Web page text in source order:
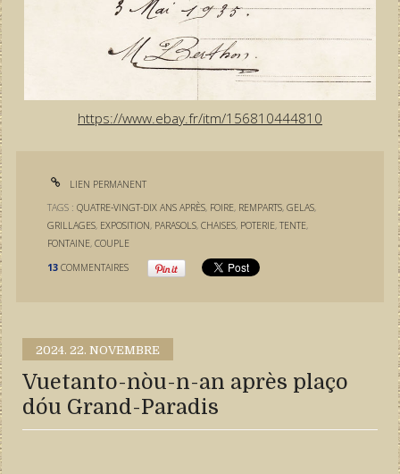
https://www.ebay.fr/itm/156810444810
LIEN PERMANENT
TAGS :QUATRE-VINGT-DIX ANS APRÈS, FOIRE, REMPARTS,GELAS,
GRILLAGES, EXPOSITION, PARASOLS,CHAISES, POTERIE,TENTE,
FONTAINE,COUPLE
13 COMMENTAIRES
2024. 22. NOVEMBRE
Vuetanto-nòu-n-an après plaço
dóu Grand-Paradis